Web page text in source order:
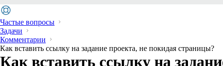
Частые вопросы
Задачи
Комментарии
Как вставить ссылку на задание проекта, не покидая страницы?
Как вставить ссылку на